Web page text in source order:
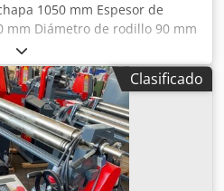
1050 mm Espesor de
mm Diámetro de rodillo 90 mm
total requerida 1,1 kW
kg Dimensiones aprox. 2100
Crodpeyv Nfbsfx Ab Rsf -
con accionamiento
abatible - Dispositivo para
con freno Equipamiento
del rodillo trasero - Indicador
- Rodillos endurecidos por
Clasificado